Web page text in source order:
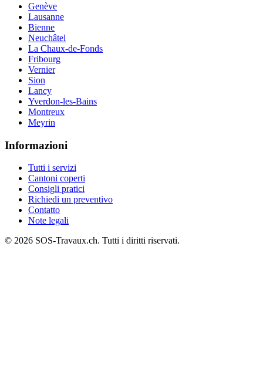
Genève
Lausanne
Bienne
Neuchâtel
La Chaux-de-Fonds
Fribourg
Vernier
Sion
Lancy
Yverdon-les-Bains
Montreux
Meyrin
Informazioni
Tutti i servizi
Cantoni coperti
Consigli pratici
Richiedi un preventivo
Contatto
Note legali
© 2026 SOS-Travaux.ch. Tutti i diritti riservati.